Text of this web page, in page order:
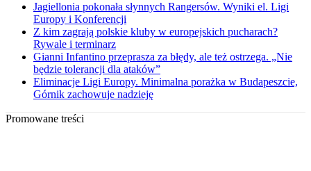
Jagiellonia pokonała słynnych Rangersów. Wyniki el. Ligi
Europy i Konferencji
Z kim zagrają polskie kluby w europejskich pucharach?
Rywale i terminarz
Gianni Infantino przeprasza za błędy, ale też ostrzega. „Nie
będzie tolerancji dla ataków”
Eliminacje Ligi Europy. Minimalna porażka w Budapeszcie,
Górnik zachowuje nadzieję
Promowane treści